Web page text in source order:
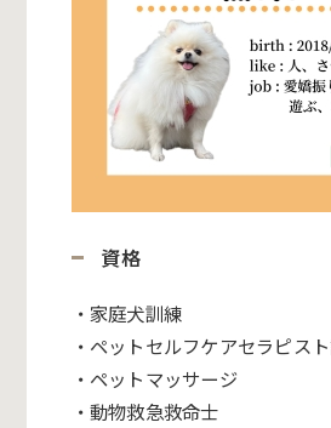
資格
・家庭犬訓練
・ペットセルフケアセラピス
・ペットマッサージ
・動物救急救命士